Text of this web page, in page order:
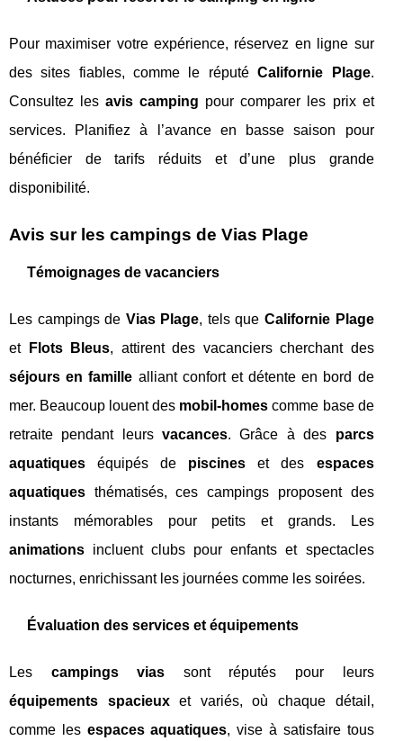
Pour maximiser votre expérience, réservez en ligne sur
des sites fiables, comme le réputéCalifornie Plage.
Consultez lesavis camping pour comparer les prix et
services. Planifiez à l’avance en basse saison pour
bénéficier de tarifs réduits et d’une plus grande
disponibilité.
Avis sur les campings de Vias Plage
Témoignages de vacanciers
Les campings de Vias Plage, tels queCalifornie Plage
et
Flots Bleus, attirent des vacanciers cherchant des
séjours en famille alliant confort et détente en bord de
mer. Beaucoup louent des mobil-homes comme base de
retraite pendant leursvacances. Grâce à des parcs
aquatiques équipés de piscines et des espaces
aquatiques thématisés, ces campings proposent des
instants mémorables pour petits et grands. Les
animations incluent clubs pour enfants et spectacles
nocturnes, enrichissant les journées comme les soirées.
Évaluation des services et équipements
Les campings vias sont réputés pour leurs
équipements spacieuxet variés, où chaque détail,
comme les espaces aquatiques, vise à satisfaire tous